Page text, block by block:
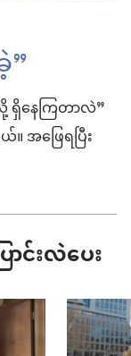
ရှိနေကြတာလဲ”
အဖြေရပြီး
င်းလဲပေး